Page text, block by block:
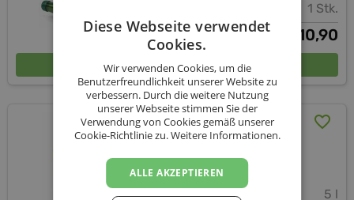
1 Stk.
10,90
In den Warenkorb
Apfel Johannisbeere
Mohr-Sederl Fruchtwelt
5 l
Diese Webseite verwendet
Cookies.
Wir verwenden Cookies, um die
Benutzerfreundlichkeit unserer Website zu
verbessern. Durch die weitere Nutzung
unserer Webseite stimmen Sie der
Verwendung von Cookies gemäß unserer
Cookie-Richtlinie zu.Weitere Informationen.
ALLE AKZEPTIEREN